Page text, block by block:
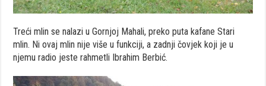
Treći mlin se nalazi u Gornjoj Mahali, preko puta kafane Stari
mlin. Ni ovaj mlin nije više u funkciji, a zadnji čovjek koji je u
njemu radio jeste rahmetli Ibrahim Berbić.